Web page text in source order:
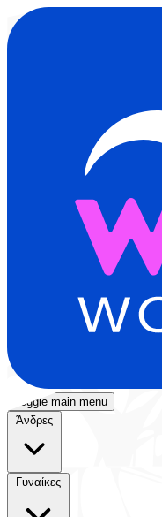
Toggle main menu
Άνδρες
Γυναίκες